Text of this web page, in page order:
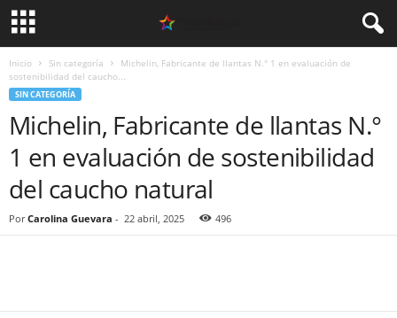
Inicio Sin categoría
Michelin, Fabricante de llantas N.° 1 en evaluación de
sostenibilidad del caucho...
SIN CATEGORÍA
Michelin, Fabricante de llantas N.°
1 en evaluación de sostenibilidad
del caucho natural
Por Carolina Guevara - 22 abril, 2025 496